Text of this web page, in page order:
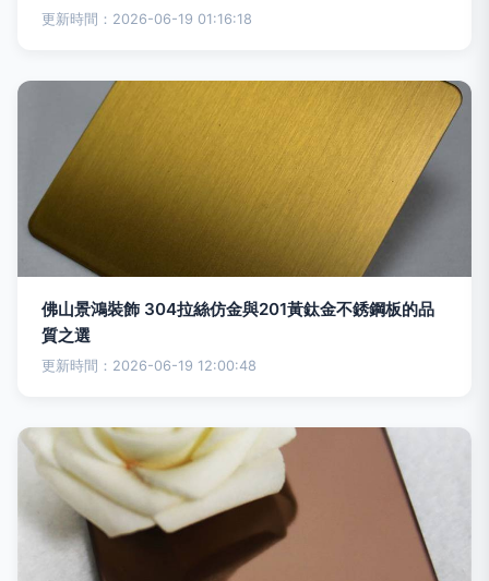
更新時間：2026-06-19 01:16:18
佛山景鴻裝飾 304拉絲仿金與201黃鈦金不銹鋼板的品
質之選
更新時間：2026-06-19 12:00:48